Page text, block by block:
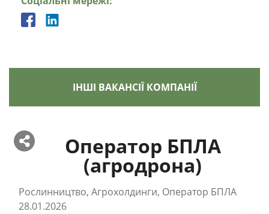
ІНШІ ВАКАНСІЇ КОМПАНІЇ
Оператор БПЛА
(агродрона)
Рослинництво, Агрохолдинги, Оператор БПЛА
28.01.2026